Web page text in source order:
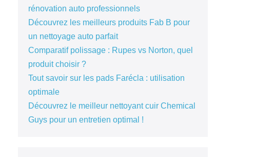
rénovation auto professionnels
Découvrez les meilleurs produits Fab B pour
un nettoyage auto parfait
Comparatif polissage : Rupes vs Norton, quel
produit choisir ?
Tout savoir sur les pads Farécla : utilisation
optimale
Découvrez le meilleur nettoyant cuir Chemical
Guys pour un entretien optimal !